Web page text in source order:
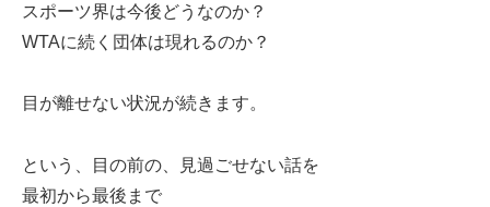
スポーツ界は今後どうなのか？
WTAに続く団体は現れるのか？
目が離せない状況が続きます。
という、目の前の、見過ごせない話を
最初から最後まで